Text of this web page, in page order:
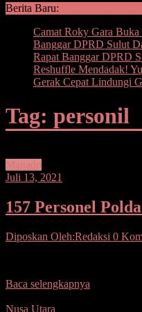
Berita Baru:
Camat Roky Gara
Banggar DPRD Sulut
Rapat Banggar DPRD
Reshuffle Mendadak!
Gerak Cepat Lindungi
Tag: personil
Manado
Juli 13, 2021
157 Personel
Diposkan Oleh:Redaksi 0
Baca selengkapnya
Nusa Utara